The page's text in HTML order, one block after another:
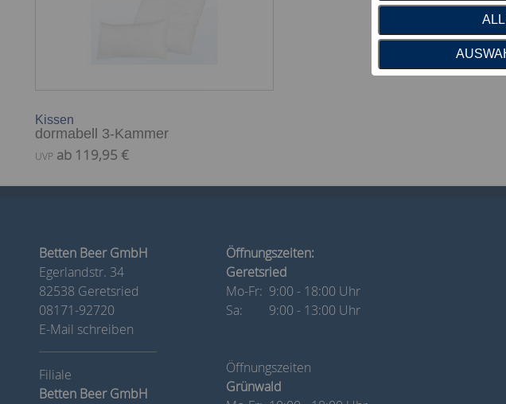
Kissen
dormabell 3-Kammer
UVP ab 119,95 €
Betten Beer GmbH
Egerlandstr. 34
82538 Geretsried
08171-92720
E-Mail schreiben
Betten Beer GmbH
Öffnungszeiten:
Geretsried
Mo-Fr: 9:00 - 18:00 Uhr
Sa:
9:00 - 13:00 Uhr
Öffnungszeiten
Grünwald